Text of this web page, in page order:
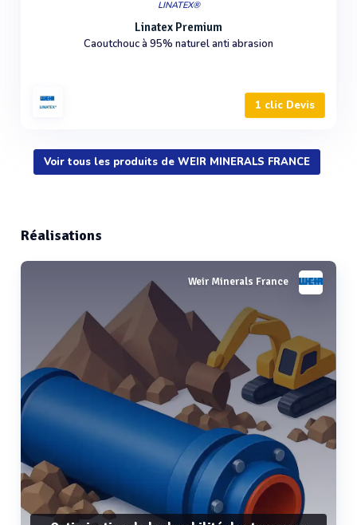
LINATEX®
Linatex Premium
Caoutchouc à 95% naturel anti abrasion
1 clic Devis
Voir tous les produits de WEIR MINERALS FRANCE
Réalisations
Weir Minerals France